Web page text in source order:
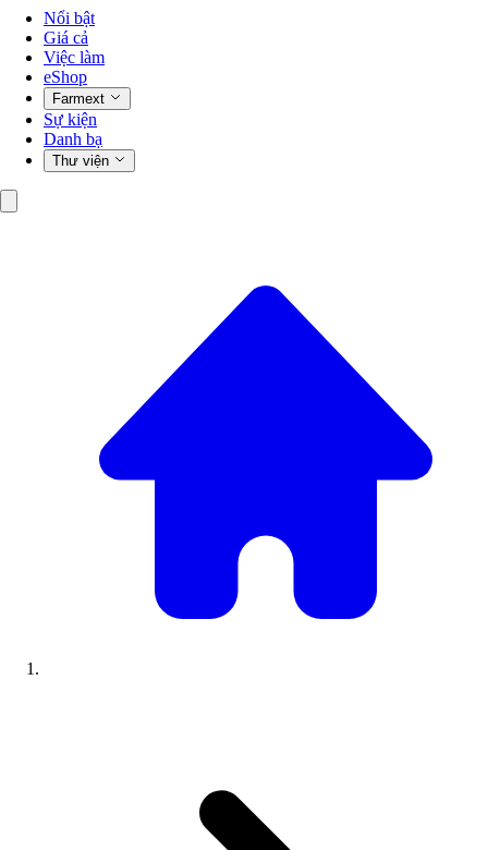
Nổi bật
Giá cả
Việc làm
eShop
Farmext
Sự kiện
Danh bạ
Thư viện